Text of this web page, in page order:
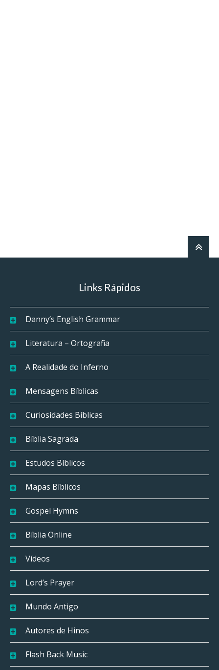
Links Rápidos
Danny’s English Grammar
Literatura – Ortografia
A Realidade do Inferno
Mensagens Bíblicas
Curiosidades Bíblicas
Bíblia Sagrada
Estudos Bíblicos
Mapas Bíblicos
Gospel Hymns
Bíblia Online
Vídeos
Lord’s Prayer
Mundo Antigo
Autores de Hinos
Flash Back Music